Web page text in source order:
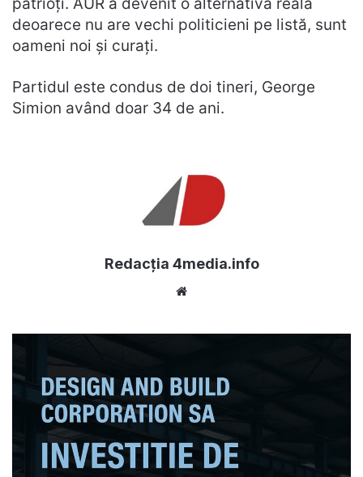
patrioți. AUR a devenit o alternativă reală
deoarece nu are vechi politicieni pe listă, sunt
oameni noi și curați.
Partidul este condus de doi tineri, George
Simion având doar 34 de ani.
Redacția 4media.info